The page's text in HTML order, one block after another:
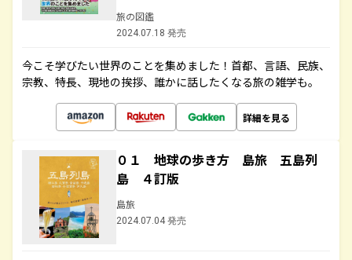
旅の図鑑
2024.07.18 発売
今こそ学びたい世界のことを集めました！首都、言語、民族、
宗教、特長、現地の挨拶、誰かに話したくなる旅の雑学も。
詳細を見る
０１ 地球の歩き方 島旅 五島列
島 ４訂版
島旅
2024.07.04 発売